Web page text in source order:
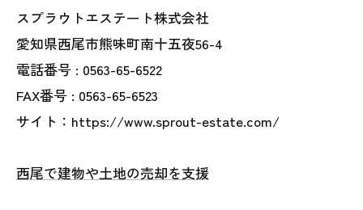
スプラウトエステート株式会社
愛知県西尾市熊味町南十五夜56-4
電話番号 : 0563-65-6522
FAX番号 : 0563-65-6523
サイト：https://www.sprout-estate.com/
西尾で建物や土地の売却を支援